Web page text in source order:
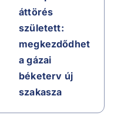
áttörés
született:
megkezdődhet
a gázai
béketerv új
szakasza